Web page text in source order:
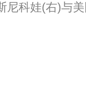
尼科娃(右)与